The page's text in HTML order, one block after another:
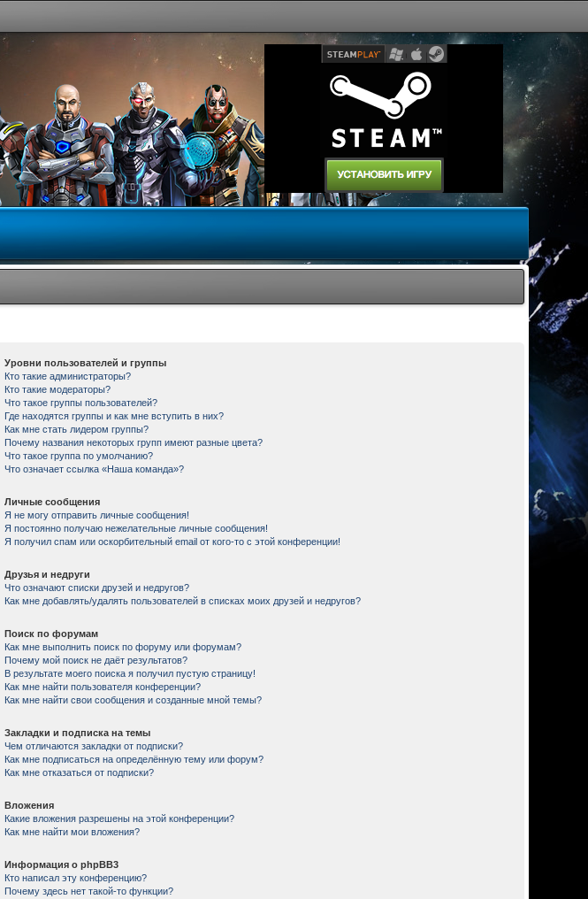
Уровни пользователей и группы
Кто такие администраторы?
Кто такие модераторы?
Что такое группы пользователей?
Где находятся группы и как мне вступить в них?
Как мне стать лидером группы?
Почему названия некоторых групп имеют разные цвета?
Что такое группа по умолчанию?
Что означает ссылка «Наша команда»?
Личные сообщения
Я не могу отправить личные сообщения!
Я постоянно получаю нежелательные личные сообщения!
Я получил спам или оскорбительный email от кого-то с этой конференции!
Друзья и недруги
Что означают списки друзей и недругов?
Как мне добавлять/удалять пользователей в списках моих друзей и недругов?
Поиск по форумам
Как мне выполнить поиск по форуму или форумам?
Почему мой поиск не даёт результатов?
В результате моего поиска я получил пустую страницу!
Как мне найти пользователя конференции?
Как мне найти свои сообщения и созданные мной темы?
Закладки и подписка на темы
Чем отличаются закладки от подписки?
Как мне подписаться на определённую тему или форум?
Как мне отказаться от подписки?
Вложения
Какие вложения разрешены на этой конференции?
Как мне найти мои вложения?
Информация о phpBB3
Кто написал эту конференцию?
Почему здесь нет такой-то функции?